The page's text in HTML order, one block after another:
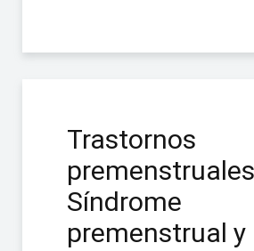
Trastornos
Síndrome
premenstrual y